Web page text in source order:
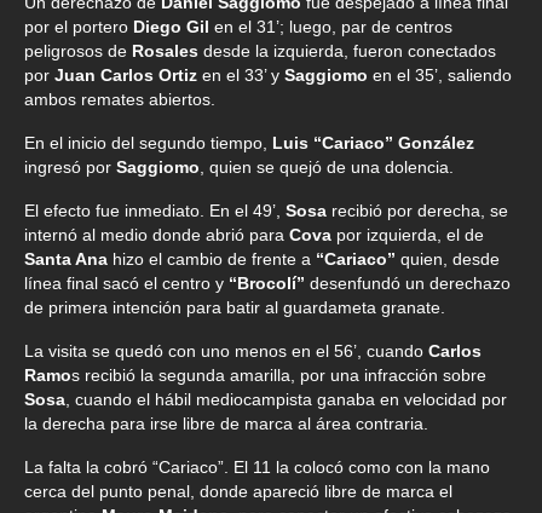
por el portero Diego Gil en el 31’; luego, par de centros
peligrosos de Rosales desde la izquierda, fueron conectados
por Juan Carlos Ortiz en el 33’ y Saggiomo en el 35’, saliendo
ambos remates abiertos.
En el inicio del segundo tiempo, Luis “Cariaco” González
ingresó por Saggiomo , quien se quejó de una dolencia.
El efecto fue inmediato. En el 49’, Sosa recibió por derecha, se
internó al medio donde abrió para Cova por izquierda, el de
Santa Ana hizo el cambio de frente a “Cariaco” quien, desde
línea final sacó el centro y “Brocolí” desenfundó un derechazo
de primera intención para batir al guardameta granate.
La visita se quedó con uno menos en el 56’, cuando Carlos
Ramos recibió la segunda amarilla, por una infracción sobre
Sosa , cuando el hábil mediocampista ganaba en velocidad por
la derecha para irse libre de marca al área contraria.
La falta la cobró “Cariaco”. El 11 la colocó como con la mano
cerca del punto penal, donde apareció libre de marca el